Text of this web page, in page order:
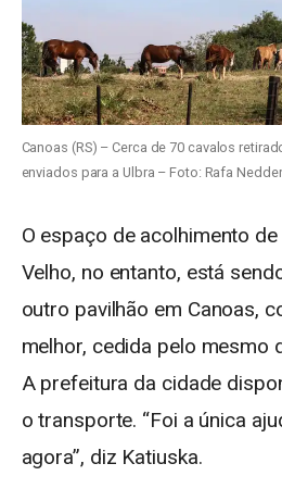
Canoas (RS) – Cerca de 70 cavalos
enviados para a Ulbra – Foto: Rafa
O espaço de acolhimento
Velho, no entanto, está
outro pavilhão em Canoas,
melhor, cedida pelo mesmo
A prefeitura da cidade
o transporte. “Foi a única
agora”, diz Katiuska.